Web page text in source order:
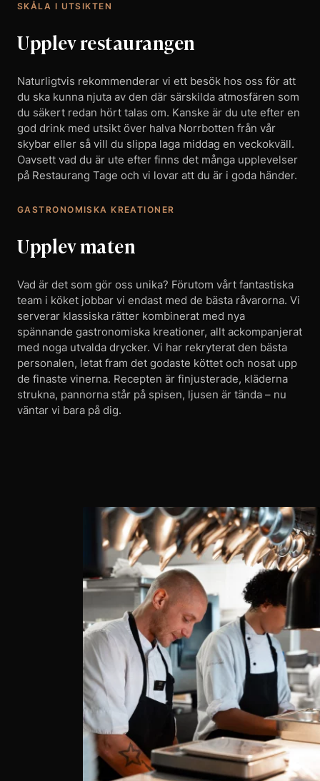
SKÅLA I UTSIKTEN
Upplev restaurangen
Naturligtvis rekommenderar vi ett besök hos oss för att
du ska kunna njuta av den där särskilda atmosfären som
du säkert redan hört talas om. Kanske är du ute efter en
god drink med utsikt över halva Norrbotten från vår
skybar eller så vill du slippa laga middag en veckokväll.
Oavsett vad du är ute efter finns det många upplevelser
på Restaurang Tage och vi lovar att du är i goda händer.
GASTRONOMISKA KREATIONER
Upplev maten
Vad är det som gör oss unika? Förutom vårt fantastiska
team i köket jobbar vi endast med de bästa råvarorna. Vi
serverar klassiska rätter kombinerat med nya
spännande gastronomiska kreationer, allt ackompanjerat
med noga utvalda drycker. Vi har rekryterat den bästa
personalen, letat fram det godaste köttet och nosat upp
de finaste vinerna. Recepten är finjusterade, kläderna
strukna, pannorna står på spisen, ljusen är tända – nu
väntar vi bara på dig.